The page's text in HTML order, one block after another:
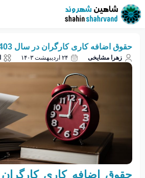
حقوق اضافه کاری کارگران در سال 1403 چقدر است؟
زهرا مشایخی ۲۴ اردیبهشت ۱۴۰۳